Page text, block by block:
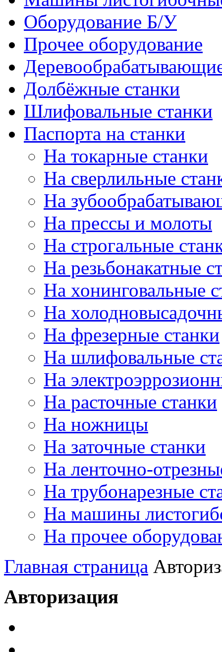
Оборудование Б/У
Прочее оборудование
Долбёжные станки
Шлифовальные станки
Паспорта на станки
На токарные станки
На сверлильные
На
На прессы и молоты
На строгальные
На резьбонакатные
На хонинговальные
На
На фрезерные станки
На шлифовальные
На
На расточные станки
На ножницы
На заточные станки
На ленточно-
На трубонарезные
На машины
На прочее
Главная страница
Авторизация